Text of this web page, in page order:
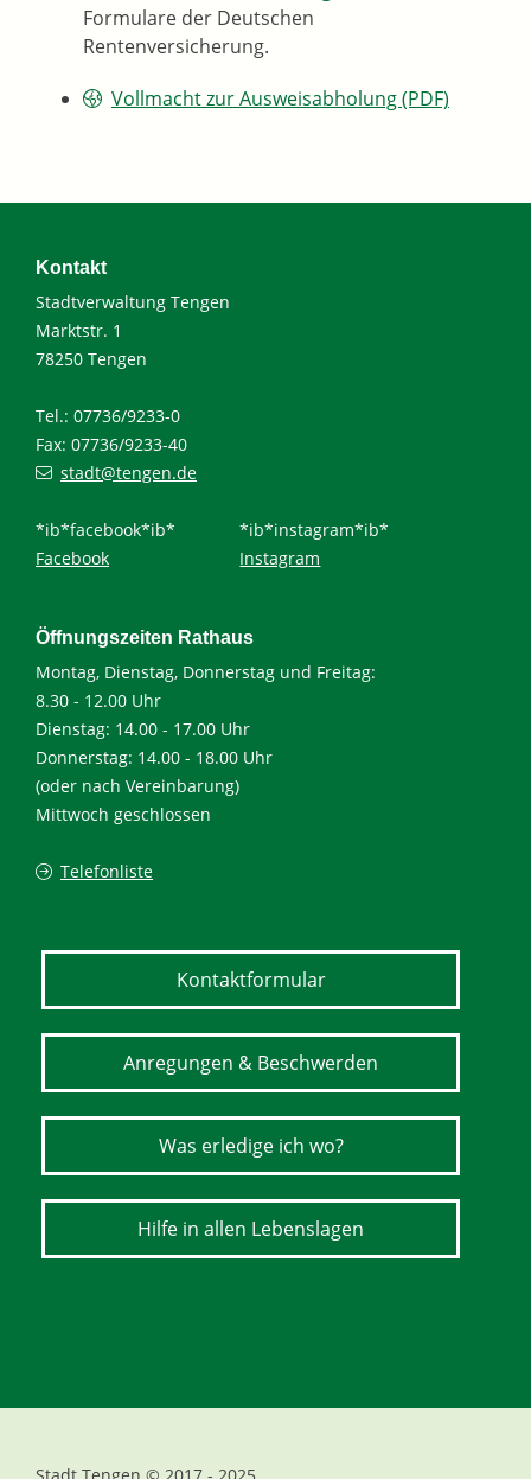
Formulare der Deutschen
Rentenversicherung.
Vollmacht zur Ausweisabholung (PDF)
Kontakt
Stadtverwaltung Tengen
Marktstr. 1
78250 Tengen
Tel.: 07736/9233-0
Fax: 07736/9233-40
stadt@tengen.de
*ib*facebook*ib*
Facebook
*ib*instagram*ib*
Instagram
Öffnungszeiten Rathaus
Montag, Dienstag, Donnerstag und Freitag:
8.30 - 12.00 Uhr
Dienstag: 14.00 - 17.00 Uhr
Donnerstag: 14.00 - 18.00 Uhr
(oder nach Vereinbarung)
Mittwoch geschlossen
Telefonliste
Kontaktformular
Anregungen & Beschwerden
Was erledige ich wo?
Hilfe in allen Lebenslagen